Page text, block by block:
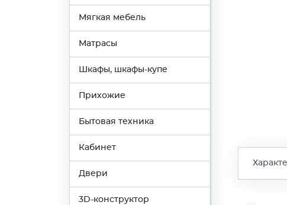
Мягкая мебель
Матрасы
Шкафы, шкафы-купе
Прихожие
Бытовая техника
Кабинет
Двери
3D-конструктор